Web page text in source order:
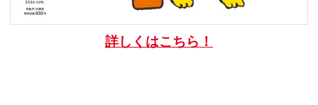
詳しくはこちら！